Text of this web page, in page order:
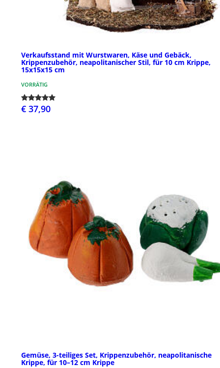
Verkaufsstand mit Wurstwaren, Käse und Gebäck,
Krippenzubehör, neapolitanischer Stil, für 10 cm Krippe,
15x15x15 cm
VORRÄTIG
€ 37,90
Gemüse, 3-teiliges Set, Krippenzubehör, neapolitanische
Krippe, für 10–12 cm Krippe